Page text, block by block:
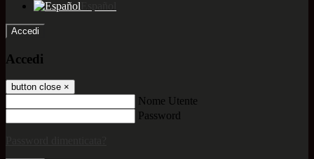
Accedi
Accedi
button close ×
Nome Utente
Password